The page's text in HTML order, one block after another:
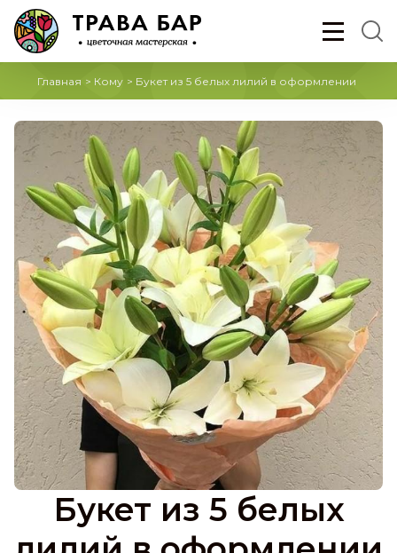
Главная > Кому > Букет из 5 белых лилий в оформлении
Букет из 5 белых